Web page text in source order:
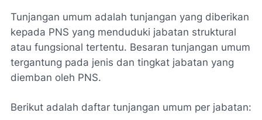
Tunjangan umum adalah tunjangan yang diberikan
kepada PNS yang menduduki jabatan struktural
atau fungsional tertentu. Besaran tunjangan umum
tergantung pada jenis dan tingkat jabatan yang
diemban oleh PNS.
Berikut adalah daftar tunjangan umum per jabatan: